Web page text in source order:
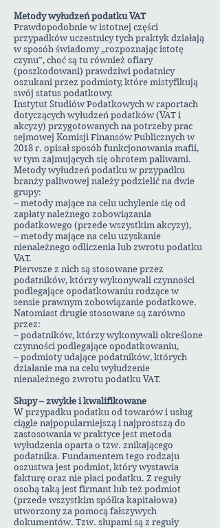
Metody wyłudzeń podatku VAT
Prawdopodobnie w istotnej części
przypadków uczestnicy tych praktyk działają
w sposób świadomy „rozpoznając istotę
czynu”, choć są tu również ofiary
(poszkodowani) prawdziwi podatnicy
oszukani przez podmioty, które mistyfikują
swój status podatkowy.
Instytut Studiów Podatkowych w raportach
dotyczących wyłudzeń podatków (VAT i
akcyzy) przygotowanych na potrzeby prac
sejmowej Komisji Finansów Publicznych w
2018 r. opisał sposób funkcjonowania mafii,
w tym zajmujących się obrotem paliwami.
Metody wyłudzeń podatku w przypadku
branży paliwowej należy podzielić na dwie
grupy:
– metody mające na celu uchylenie się od
zapłaty należnego zobowiązania
podatkowego (przede wszystkim akcyzy),
– metody mające na celu uzyskanie
nienależnego odliczenia lub zwrotu podatku
VAT.
Pierwsze z nich są stosowane przez
podatników, którzy wykonywali czynności
podlegające opodatkowaniu rodzące w
sensie prawnym zobowiązanie podatkowe.
Natomiast drugie stosowane są zarówno
przez:
– podatników, którzy wykonywali określone
czynności podlegające opodatkowaniu,
– podmioty udające podatników, których
działanie ma na celu wyłudzenie
nienależnego zwrotu podatku VAT.
Słupy – zwykłe i kwalifikowane
W przypadku podatku od towarów i usług
ciągle najpopularniejszą i najprostszą do
zastosowania w praktyce jest metoda
wyłudzenia oparta o tzw. znikającego
podatnika. Fundamentem tego rodzaju
oszustwa jest podmiot, który wystawia
fakturę oraz nie płaci podatku. Z reguły
osobą taką jest firmant lub też podmiot
(przede wszystkim spółka kapitałowa)
utworzony za pomocą fałszywych
dokumentów. Tzw. słupami są z reguły